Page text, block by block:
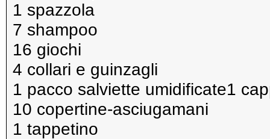
1 spazzola
7 shampoo
16 giochi
4 collari e guinzagli
1 pacco salviette umidificate1
10 copertine-asciugamani
1 tappetino